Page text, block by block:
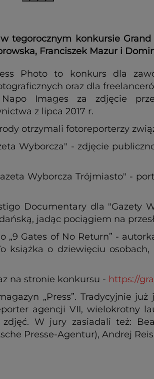
tegorocznym konkursie
Franciszek Mazur i
Photo to konkurs dla
oraz dla
Images za zdjęcie
z lipca 2017 r.
otrzymali fotoreporterzy
Wyborcza" - zdjęcie
Wyborcza Trójmiasto" -
Documentary dla "Gazety
jadąc pociągiem na
„9 Gates of No Return” -
książka o dziewięciu
na stronie konkursu - https://
„Press”. Tradycyjnie
agencji VII, wielokrotny
W jury zasiadali też:
Presse-Agentur), Andrej